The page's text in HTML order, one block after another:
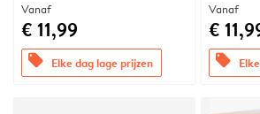
Vanaf
€ 11,99
offers Elke dag lage prijzen
Vanaf
€
offers